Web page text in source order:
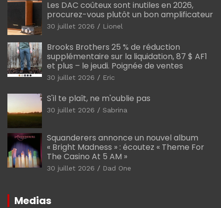
Les DAC coûteux sont inutiles en 2026,
procurez-vous plutôt un bon amplificateur
30 juillet 2026 Lionel
Brooks Brothers 25 % de réduction
supplémentaire sur la liquidation, 87 $ AF1
et plus – le jeudi. Poignée de ventes
30 juillet 2026 Eric
S'il te plaît, ne m'oublie pas
30 juillet 2026 Sabrina
Squanderers annonce un nouvel album
« Bright Madness » : écoutez « Theme For
The Casino At 5 AM »
30 juillet 2026 Dad One
Medias